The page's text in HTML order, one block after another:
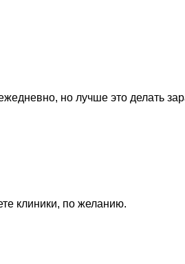
но лучше это делать
клиники, по желанию.